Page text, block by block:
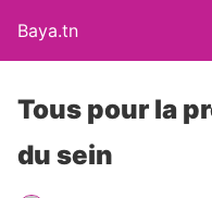
Baya.tn
Tous pour la
du sein